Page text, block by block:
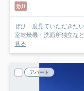
敷0
ぜひ一度見ていただきた
室乾燥機・洗面所独立な
見る
アパート